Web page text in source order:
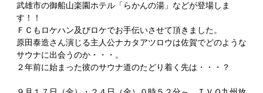
武雄市の御船山楽園ホテル「らかんの湯」などが登場しま
す！！
ＦＣもロケハン及びロケでお手伝いさせて頂きました。
原田泰造さん演じる主人公ナカタアツロウは佐賀でどのような
サウナに出会うのか・・・。
２年前に始まった彼のサウナ道のたどり着く先は・・・？